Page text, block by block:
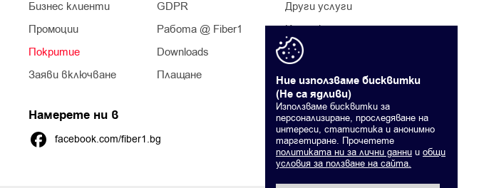
Бизнес клиенти
Промоции
Покритие
Заяви включване
GDPR
Работа @ Fiber1
Downloads
Плащане
Други услуги
Контакти
Намерете ни в
facebook.com/fiber1.bg
Ние използваме бисквитки
(Не са ядливи)
Използваме бисквитки за
персонализиране, проследяване на
интереси, статистика и анонимно
таргетиране. Прочетете
политиката ни за лични данни и общи
условия за ползване на сайта.